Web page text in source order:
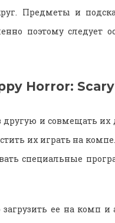
Предметы и
поэтому следует
Horror:
другую и совмещать
их играть на
специальные
ее на комп и